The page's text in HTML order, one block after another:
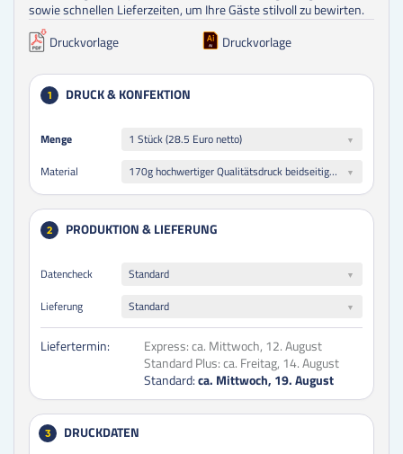
sowie schnellen Lieferzeiten, um Ihre Gäste stilvoll zu bewirten.
Druckvorlage
Druckvorlage
1 DRUCK & KONFEKTION
Menge 1 Stück (28.5 Euro netto)
Menge
Material 170g hochwertiger Qualitätsdruck beidseitig folienkaschiert glänzend
2 PRODUKTION & LIEFERUNG
Datencheck
Standard
Lieferung
Standard
Liefertermin: Express:ca. Mittwoch, 12. August
Standard Plus:ca. Freitag, 14. August
Standard:ca. Mittwoch, 19. August
3 DRUCKDATEN